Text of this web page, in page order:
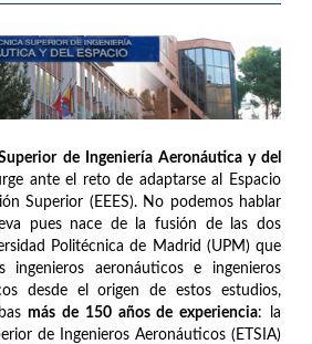
de Ingeniería Aeronáutica y del
ante el reto de adaptarse al Espacio
Superior (EEES). No podemos hablar
pues nace de la fusión de las dos
Politécnica de Madrid (UPM) que
aeronáuticos e ingenieros
desde el origen de estos estudios,
más de 150 años de experiencia: la
de Ingenieros Aeronáuticos (ETSIA)